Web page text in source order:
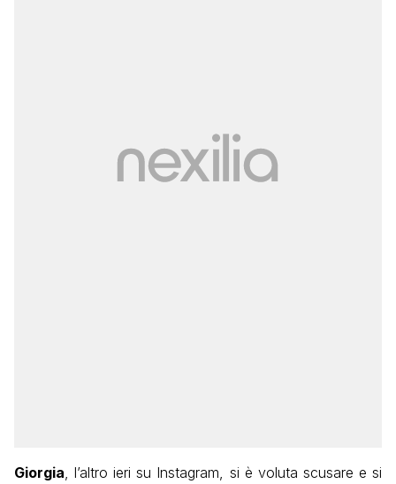
Giorgia, l’altro ieri su Instagram, si è voluta scusare e si